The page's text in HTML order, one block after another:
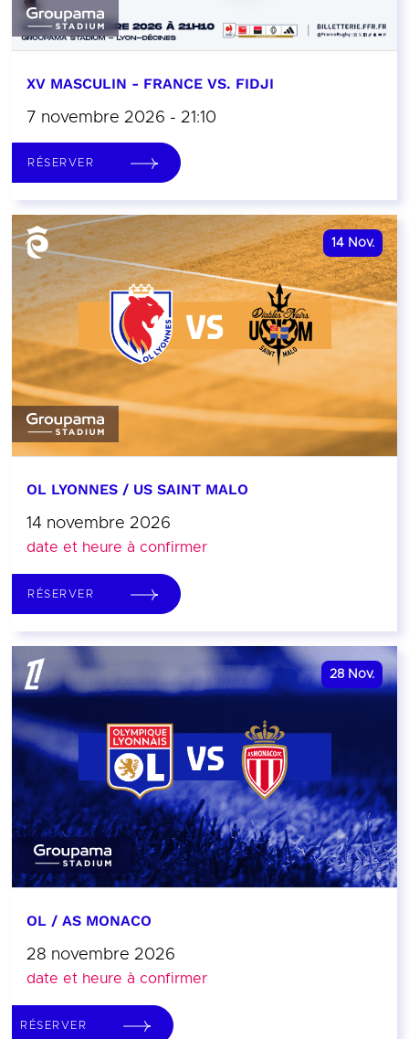
XV MASCULIN - FRANCE VS. FIDJI
7 novembre 2026 - 21:10
RÉSERVER
14 Nov.
OL LYONNES / US SAINT MALO
14 novembre 2026
date et heure à confirmer
RÉSERVER
28 Nov.
OL / AS MONACO
28 novembre 2026
date et heure à confirmer
RÉSERVER